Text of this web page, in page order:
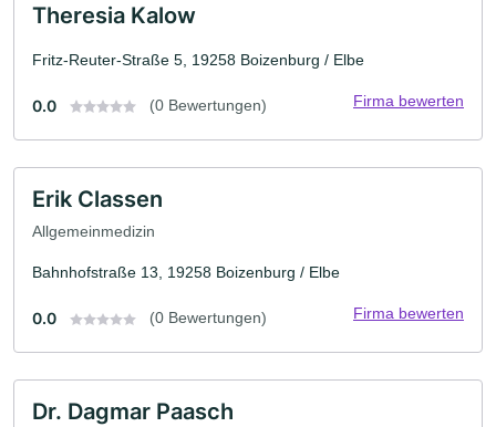
Theresia Kalow
Fritz-Reuter-Straße 5, 19258 Boizenburg / Elbe
0.0 (0 Bewertungen) Firma bewerten
Erik Classen
Allgemeinmedizin
Bahnhofstraße 13, 19258 Boizenburg / Elbe
0.0 (0 Bewertungen) Firma bewerten
Dr. Dagmar Paasch